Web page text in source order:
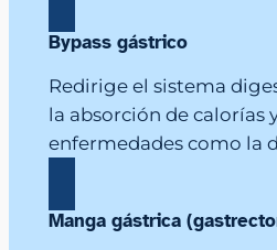
Bypass gástrico
Redirige el sistema
la absorción de calorías
enfermedades como la
Manga gástrica